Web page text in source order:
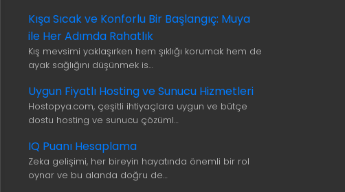
Kışa Sıcak ve Konforlu Bir Başlangıç: Muya
ile Her Adımda Rahatlık
Kış mevsimi yaklaşırken hem şıklığı korumak hem de
ayak sağlığını düşünmek is…
Uygun Fiyatlı Hosting ve Sunucu Hizmetleri
Hostopya.com, çeşitli ihtiyaçlara uygun ve bütçe
dostu hosting ve sunucu çözüml…
IQ Puanı Hesaplama
Zeka gelişimi, her bireyin hayatında önemli bir rol
oynar ve bu alanda doğru de…